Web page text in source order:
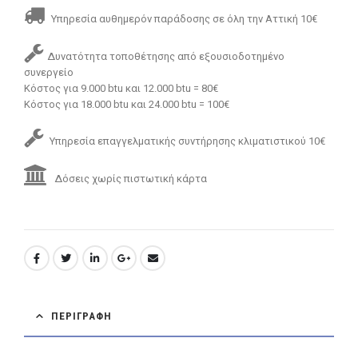
Υπηρεσία αυθημερόν παράδοσης σε όλη την Αττική 10€
Δυνατότητα τοποθέτησης από εξουσιοδοτημένο
συνεργείο
Κόστος για 9.000 btu και 12.000 btu = 80€
Κόστος για 18.000 btu και 24.000 btu = 100€
Υπηρεσία επαγγελματικής συντήρησης κλιματιστικού 10€
Δόσεις χωρίς πιστωτική κάρτα
ΠΕΡΙΓΡΑΦΉ